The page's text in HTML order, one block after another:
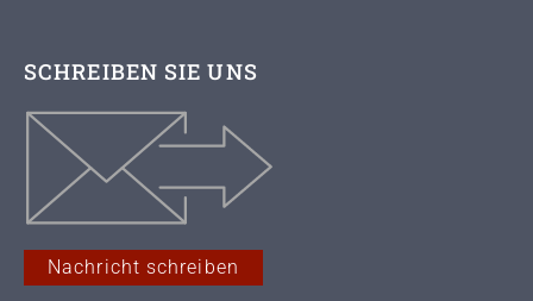
SCHREIBEN SIE UNS
Nachricht schreiben